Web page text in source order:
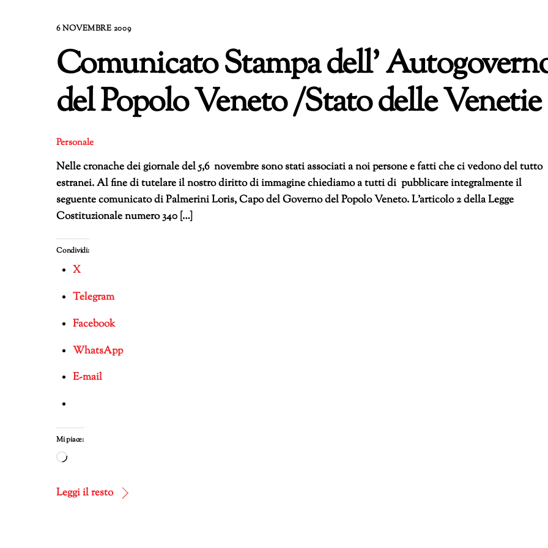
6 NOVEMBRE 2009
Comunicato Stampa dell’
del Popolo Veneto /Stato delle Venetie
Personale
Nelle cronache dei giornale del 5,6 novembre sono stati associati a noi persone e fatti che ci vedono del tutto
estranei. Al fine di tutelare il nostro diritto di immagine chiediamo a tutti di pubblicare integralmente il
seguente comunicato di Palmerini Loris, Capo del Governo del Popolo Veneto. L’articolo 2 della Legge
Costituzionale numero 340 […]
Condividi:
X
Telegram
Facebook
WhatsApp
E-mail
Mi piace:
Caricamento
corso…
Leggi il resto